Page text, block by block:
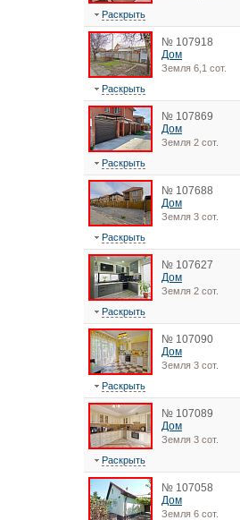
Раскрыть
№ 107918
Дом
Земля 6,1 сот.
Раскрыть
№ 107869
Дом
Земля 2 сот.
Раскрыть
№ 107688
Дом
Земля 3 сот.
Раскрыть
№ 107627
Дом
Земля 2 сот.
Раскрыть
№ 107090
Дом
Земля 3 сот.
Раскрыть
№ 107089
Дом
Земля 3 сот.
Раскрыть
№ 107058
Дом
Земля 6 сот.